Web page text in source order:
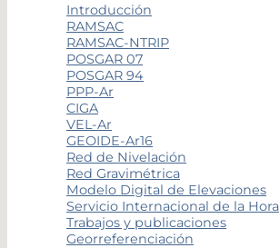
Introducción
RAMSAC
RAMSAC-NTRIP
POSGAR 07
POSGAR 94
PPP-Ar
CIGA
VEL-Ar
GEOIDE-Ar16
Red de Nivelación
Red Gravimétrica
Modelo Digital de Elevaciones
Servicio Internacional de la Hora
Trabajos y publicaciones
Georreferenciación